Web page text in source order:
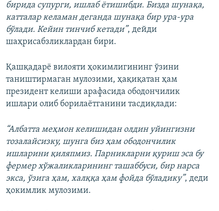
бирида супурги, ишлаб ётишибди. Бизда шунақа,
катталар келаман деганда шунақа бир ура-ура
бўлади. Кейин тинчиб кетади”, дейди
шаҳрисабзликлардан бири.
Қашқадарё вилояти ҳокимлигининг ўзини
таништирмаган мулозими, ҳақиқатан ҳам
президент келиши арафасида ободончилик
ишлари олиб борилаётганини тасдиқлади:
“Албатта меҳмон келишидан олдин уйингизни
тозалайсизку, шунга биз ҳам ободончилик
ишларини қиляпмиз. Парникларни қуриш эса бу
фермер хўжаликларининг ташаббуси, бир нарса
экса, ўзига ҳам, халққа ҳам фойда бўладику”, деди
ҳокимлик мулозими.